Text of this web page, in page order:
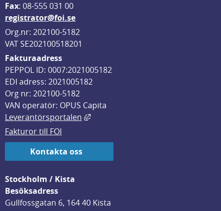
Fax: 08-555 031 00
registrator@foi.se
Org.nr: 202100-5182
VAT SE202100518201
Fakturaadress
PEPPOL ID: 0007:2021005182
EDI adress: 2021005182
Org nr: 202100-5182
VAN operatör: OPUS Capita
Leverantörsportalen
Länk till annan webbplats, öppnas
Fakturor till FOI
Kontakta oss
Stockholm / Kista
Besöksadress
Gullfossgatan 6, 164 40 Kista